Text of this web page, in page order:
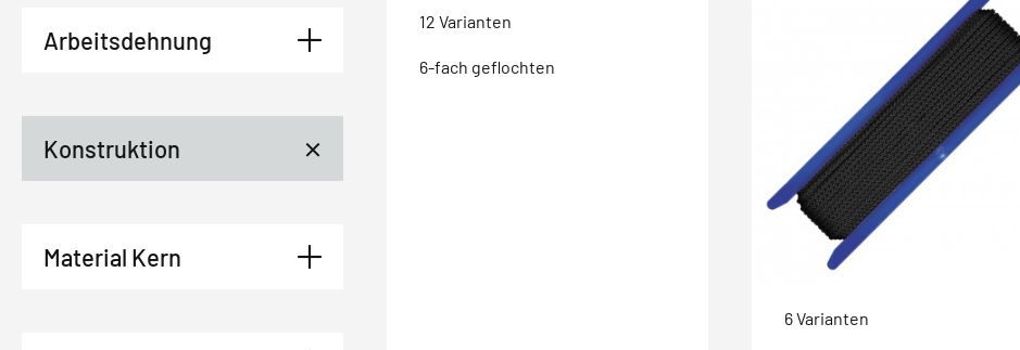
Arbeitsdehnung
Konstruktion
Material Kern
12 Varianten
6-fach geflochten
6 Varianten